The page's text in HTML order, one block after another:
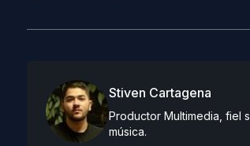
Stiven Cartagena
Productor Multimedia, fiel
música.